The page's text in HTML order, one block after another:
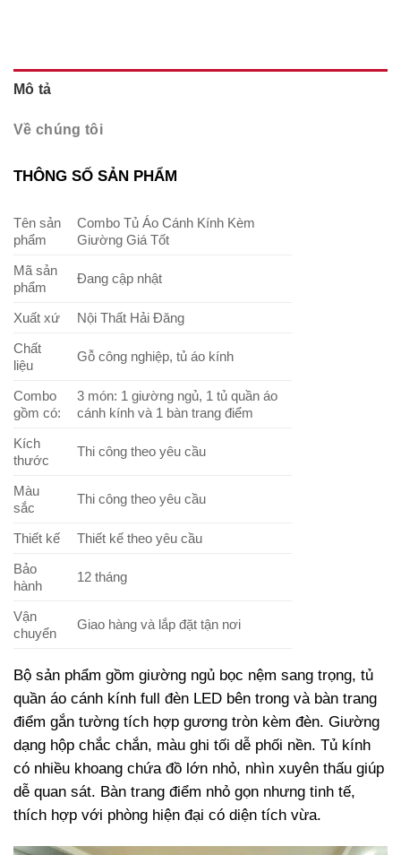
Mô tả
Về chúng tôi
THÔNG SỐ SẢN PHẨM
Tên sản
phẩm
Combo Tủ Áo Cánh Kính Kèm
Giường Giá Tốt
Mã sản
phẩm
Đang cập nhật
Xuất xứ
Nội Thất Hải Đăng
Chất
liệu
Gỗ công nghiệp, tủ áo kính
Combo
gồm có:
3 món: 1 giường ngủ, 1 tủ quần áo
cánh kính và 1 bàn trang điểm
Kích
thước
Thi công theo yêu cầu
Màu
sắc
Thi công theo yêu cầu
Thiết kế
Thiết kế theo yêu cầu
Bảo
hành
12 tháng
Vận
chuyển
Giao hàng và lắp đặt tận nơi
Bộ sản phẩm gồm giường ngủ bọc nệm sang trọng, tủ
quần áo cánh kính full đèn LED bên trong và bàn trang
điểm gắn tường tích hợp gương tròn kèm đèn. Giường
dạng hộp chắc chắn, màu ghi tối dễ phối nền. Tủ kính
có nhiều khoang chứa đồ lớn nhỏ, nhìn xuyên thấu giúp
dễ quan sát. Bàn trang điểm nhỏ gọn nhưng tinh tế,
thích hợp với phòng hiện đại có diện tích vừa.